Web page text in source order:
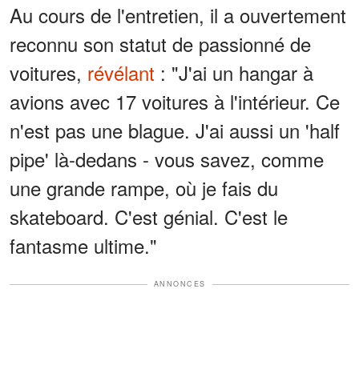
Au cours de l'entretien, il a ouvertement
reconnu son statut de passionné de
voitures, révélant : "J'ai un hangar à
avions avec 17 voitures à l'intérieur. Ce
n'est pas une blague. J'ai aussi un 'half
pipe' là-dedans - vous savez, comme
une grande rampe, où je fais du
skateboard. C'est génial. C'est le
fantasme ultime."
ANNONCES